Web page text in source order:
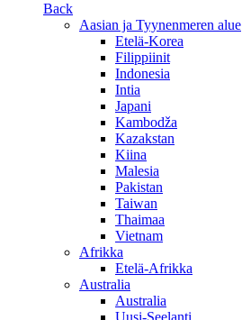
Back
Aasian ja Tyynenmeren alue
Etelä-Korea
Filippiinit
Indonesia
Intia
Japani
Kambodža
Kazakstan
Kiina
Malesia
Pakistan
Taiwan
Thaimaa
Vietnam
Afrikka
Etelä-Afrikka
Australia
Australia